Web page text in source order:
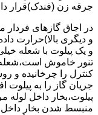
جرقه زن (فندک)قرار
در اجاق گازهای
و دیگری بالا)حرارت
و یک پیلوت با شعله
تنور خاموش
کنترل را چرخانیده و
جریان گاز را به
پیلوت،بخار داخل
منبسط شدن بخار